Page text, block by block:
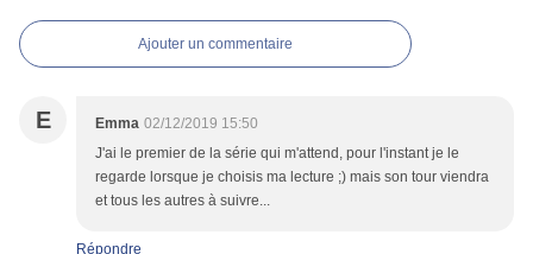
Ajouter un commentaire
E Emma 02/12/2019 15:50
J'ai le premier de la série qui m'attend, pour l'instant je le
regarde lorsque je choisis ma lecture ;) mais son tour viendra
et tous les autres à suivre...
Répondre